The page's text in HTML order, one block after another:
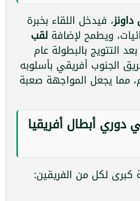
، فيدخل اللقاء بخبرة
ويطمح لإضافة لقب
بعد التتويج بالبطولة عام
الجنوب أفريقي بأسلوبه
مما يجعل المواجهة صعبة
دوري أبطال أفريقيا
كبرى لكل من الفريقين: